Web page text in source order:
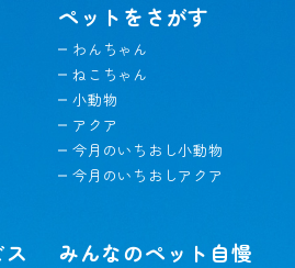
ペットをさがす
わんちゃん
ねこちゃん
小動物
アクア
今月のいちおし小動物
今月のいちおしアクア
みんなのペット自慢